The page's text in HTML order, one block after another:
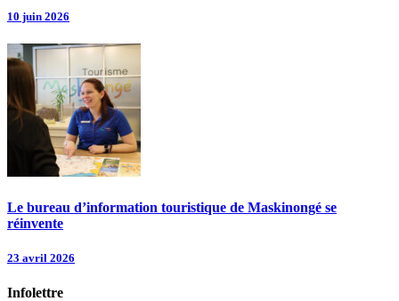
10 juin 2026
Le bureau d’information touristique de Maskinongé se
réinvente
23 avril 2026
Infolettre